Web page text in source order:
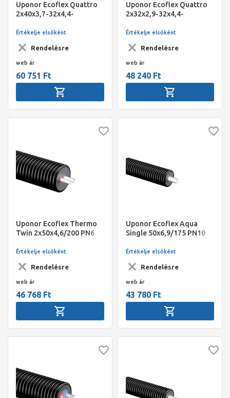
Uponor Ecoflex Quattro
2x40x3,7-32x4,4-
Rendelésre
Értékelje elsőként
web ár
60 751 Ft
Uponor Ecoflex Quattro
2x32x2,9-32x4,4-
Rendelésre
Értékelje elsőként
web ár
48 240 Ft
Uponor Ecoflex Thermo
Twin 2x50x4,6/200 PN6
Rendelésre
Értékelje elsőként
web ár
46 768 Ft
Uponor Ecoflex Aqua
Single 50x6,9/175 PN10
Rendelésre
Értékelje elsőként
web ár
43 780 Ft